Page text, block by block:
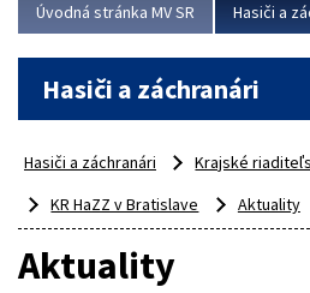
Úvodná stránka MV SR Hasiči a
Hasiči a záchranári
Hasiči a záchranári
Krajské
KR HaZZ v Bratislave
Aktuality
Aktuality